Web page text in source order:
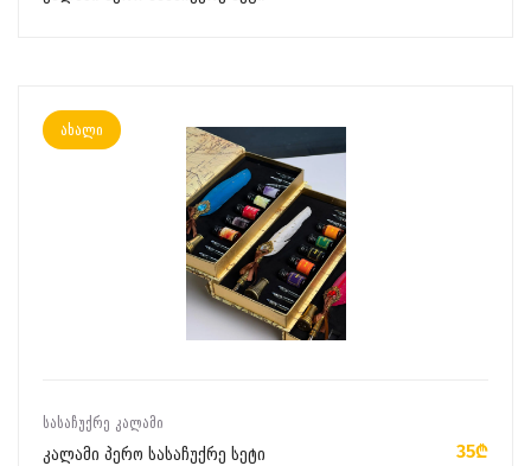
ახალი
ᲡᲐᲡᲐᲩᲣᲥᲠᲔ ᲙᲐᲚᲐᲛᲘ
კალამი პერო სასაჩუქრე სეტი 35₾